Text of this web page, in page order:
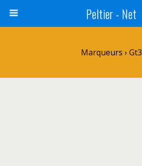
Peltier - Net
Marqueurs › Gt3